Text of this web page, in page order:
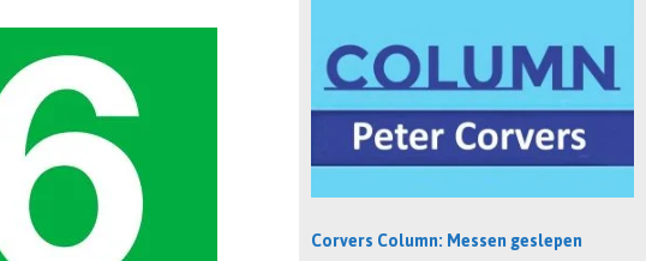
Corvers Column: Messen geslepen